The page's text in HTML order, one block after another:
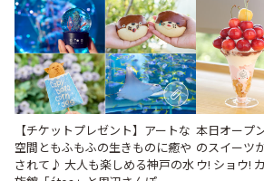
【チケットプレゼント】アートな
空間ともふもふの生きものに癒や
されて♪ 大人も楽しめる神戸の水
本日オープ
のスイーツ
ウ! ショウ!